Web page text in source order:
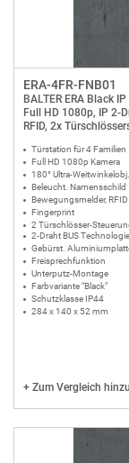
ERA-4FR-FNB01
BALTER ERA Black
Full HD 1080p, IP 2-
RFID, 2x
Türstation für 4 Familien
Full HD 1080p Kamera
180° Ultra-Weitwinkelobj.
Beleucht. Namensschild
Bewegungsmelder, RFID
Fingerprint
2 Türschlösser-
2-Draht BUS Technologie
Gebürst.
Freisprechfunktion
Unterputz-Montage
Farbvariante "Black"
Schutzklasse IP44
284 x 140 x 52 mm
+ Zum Vergleich